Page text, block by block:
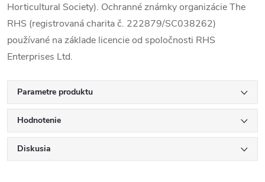
Horticultural Society). Ochranné známky organizácie The
RHS (registrovaná charita č. 222879/SC038262)
používané na základe licencie od spoločnosti RHS
Enterprises Ltd.
Parametre produktu
Hodnotenie
Diskusia